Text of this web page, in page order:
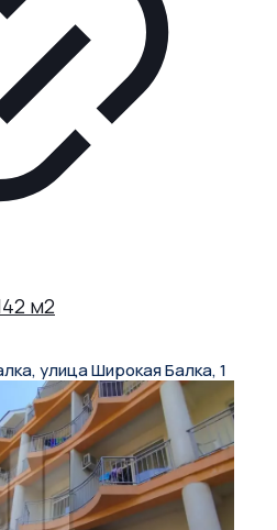
м2
улица Широкая Балка, 1